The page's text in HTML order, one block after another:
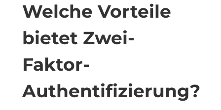
Welche Vorteile
bietet Zwei-
Faktor-
Authentifizierung?